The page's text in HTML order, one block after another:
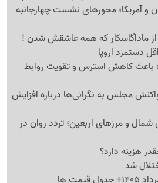
و آمریکا؛ محورهای نشست چهارجانبه
از ماداگاسکار که همه عاشقش شدن !
دستمزد اروپا
باعث کاهش استرس و تقویت روابط
مجلس به نگرانی‌ها درباره افزایش
و مرزهای اربعین؛ تردد روان در
هزینه دارد؟
شد